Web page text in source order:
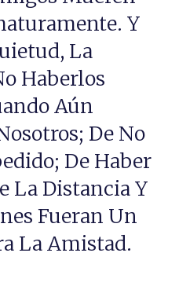
Y
La
Haberlos
Aún
De No
De Haber
La Distancia Y
Fueran Un
La Amistad.